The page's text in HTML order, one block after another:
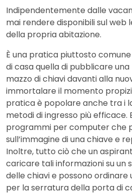
Indipendentemente dalle
mai rendere disponibili sul web
della propria abitazione.
È una pratica piuttosto
di casa quella di pubblicare
mazzo di chiavi davanti alla
immortalare il momento
pratica è popolare anche tra i
metodi di ingresso più efficace.
programmi per computer che
sull’immagine di una chiave e
Inoltre, tutto ciò che un
caricare tali informazioni su un
delle chiavi e possono
per la serratura della porta di